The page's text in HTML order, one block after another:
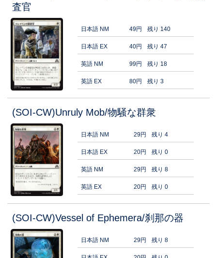
査官
日本語 NM 49円 残り 140
日本語 EX 40円 残り 47
英語 NM 99円 残り 18
英語 EX 80円 残り 3
(SOI-CW)Unruly Mob/物騒な群衆
日本語 NM 29円 残り 4
日本語 EX 20円 残り 0
英語 NM 29円 残り 8
英語 EX 20円 残り 0
(SOI-CW)Vessel of Ephemera/刹那の器
日本語 NM 29円 残り 8